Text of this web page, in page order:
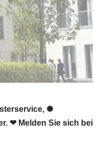
✺
❤ Melden Sie sich bei